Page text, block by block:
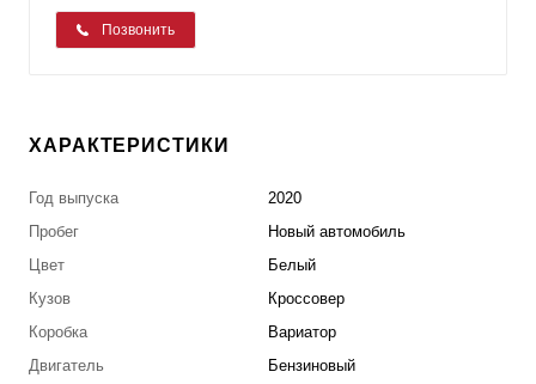
Позвонить
ХАРАКТЕРИСТИКИ
Год выпуска
2020
Пробег
Новый автомобиль
Цвет
Белый
Кузов
Кроссовер
Коробка
Вариатор
Двигатель
Бензиновый